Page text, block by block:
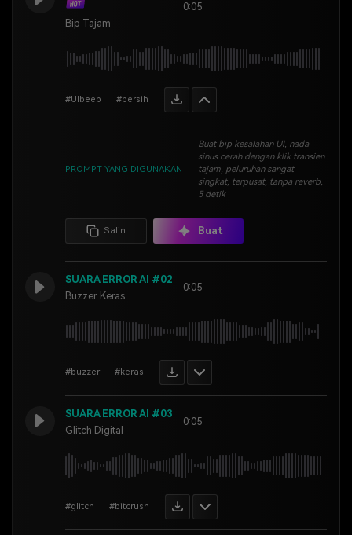
Bip Tajam
0:05
#UIbeep #bersih
PROMPT YANG DIGUNAKAN
Buat bip kesalahan UI, nada
sinus cerah dengan klik transien
tajam, peluruhan sangat
singkat, terpusat, tanpa reverb,
5 detik
Salin Buat
SUARA ERROR AI #02
Buzzer Keras
0:05
#buzzer #keras
SUARA ERROR AI #03
Glitch Digital
0:05
#glitch #bitcrush